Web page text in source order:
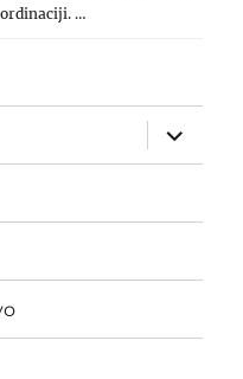
…
expand
child
menu